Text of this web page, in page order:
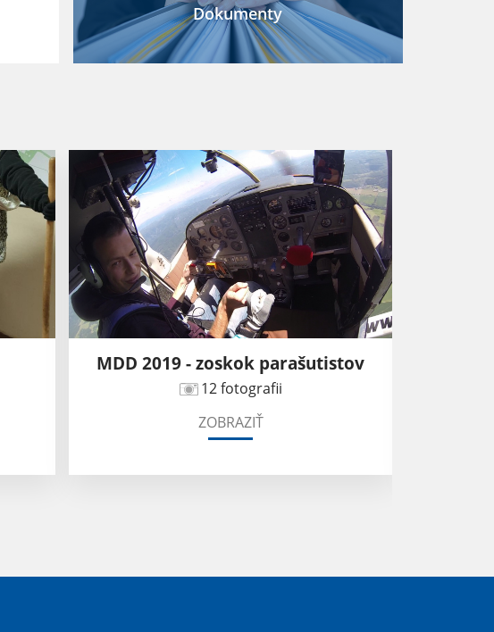
Dokumenty
MDD 2019 - zoskok parašutistov
12 fotografii
ZOBRAZIŤ